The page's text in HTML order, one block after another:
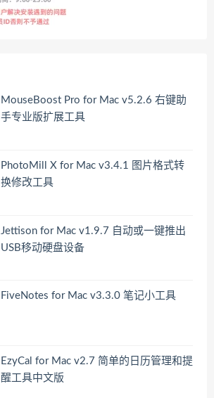
MouseBoost Pro for Mac v5.2.6 右键助
手专业版扩展工具
PhotoMill X for Mac v3.4.1 图片格式转
换修改工具
Jettison for Mac v1.9.7 自动或一键推出
USB移动硬盘设备
FiveNotes for Mac v3.3.0 笔记小工具
EzyCal for Mac v2.7 简单的日历管理和提
醒工具中文版